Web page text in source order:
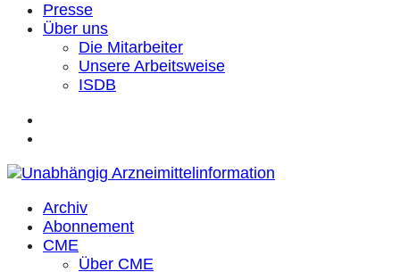
Presse
Über uns
Die Mitarbeiter
Unsere Arbeitsweise
ISDB
Archiv
Abonnement
CME
Über CME